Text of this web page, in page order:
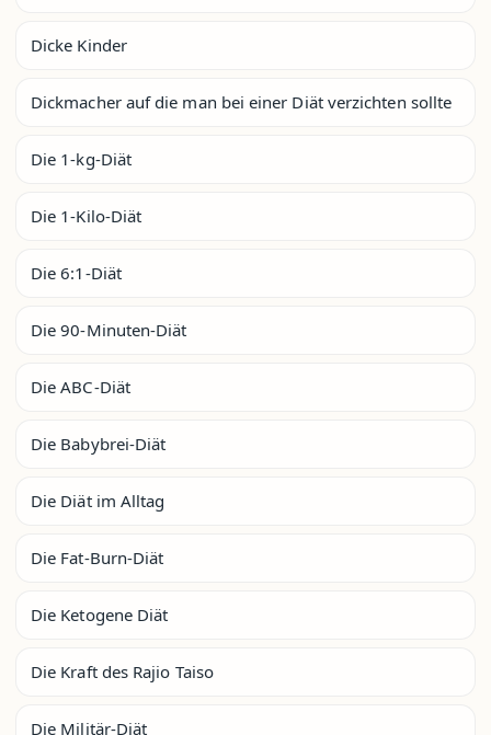
Dicke Kinder
Dickmacher auf die man bei einer Diät verzichten sollte
Die 1-kg-Diät
Die 1-Kilo-Diät
Die 6:1-Diät
Die 90-Minuten-Diät
Die ABC-Diät
Die Babybrei-Diät
Die Diät im Alltag
Die Fat-Burn-Diät
Die Ketogene Diät
Die Kraft des Rajio Taiso
Die Militär-Diät